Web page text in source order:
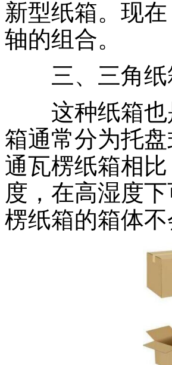
新型纸箱。现
轴的组合。
三、三角纸
这种纸箱也
箱通常分为托
通瓦楞纸箱相
度，在高湿度
楞纸箱的箱体